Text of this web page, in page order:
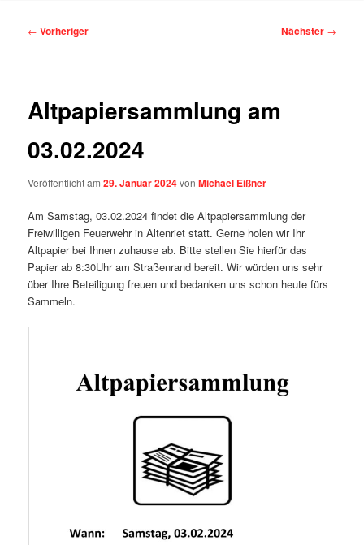
Beitragsnavigation
← Vorheriger Nächster →
Altpapiersammlung am
03.02.2024
Veröffentlicht am29. Januar 2024vonMichael Eißner
Am Samstag, 03.02.2024 findet die Altpapiersammlung der
Freiwilligen Feuerwehr in Altenriet statt. Gerne holen wir Ihr
Altpapier bei Ihnen zuhause ab. Bitte stellen Sie hierfür das
Papier ab 8:30Uhr am Straßenrand bereit. Wir würden uns sehr
über Ihre Beteiligung freuen und bedanken uns schon heute fürs
Sammeln.